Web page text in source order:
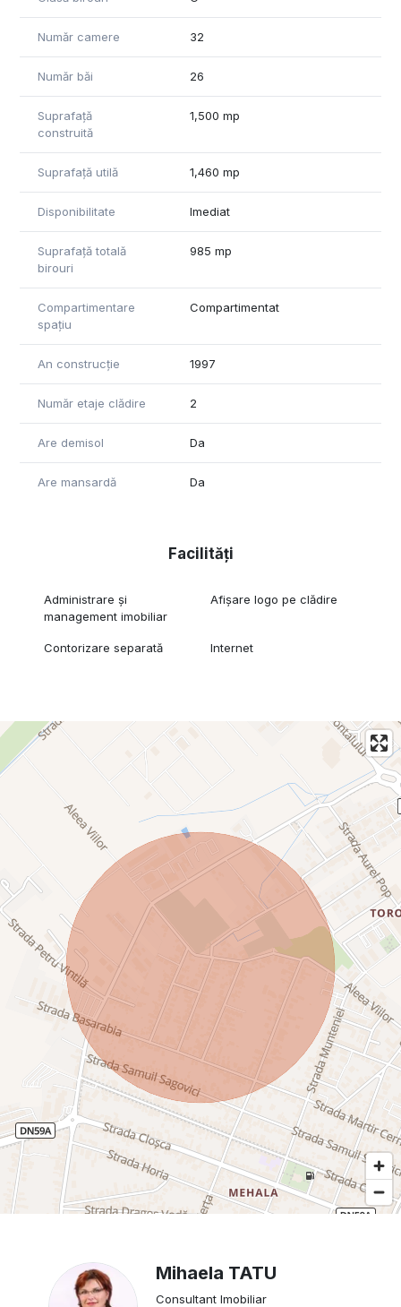
Număr camere 32
Număr băi 26
Suprafață
construită
1,500 mp
Suprafață utilă 1,460 mp
Disponibilitate Imediat
Suprafață totală
birouri
985 mp
Compartimentare
spațiu
Compartimentat
An construcție 1997
Număr etaje clădire 2
Are demisol Da
Are mansardă Da
Facilități
Administrare și
management imobiliar
Afișare logo pe clădire
Contorizare separată Internet
Mihaela TATU
Consultant Imobiliar